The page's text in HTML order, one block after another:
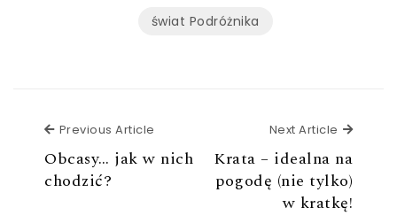
świat Podróżnika
Previous Article
Obcasy… jak w nich
chodzić?
Next Article Next
Krata – idealna na
pogodę (nie tylko)
w kratkę!